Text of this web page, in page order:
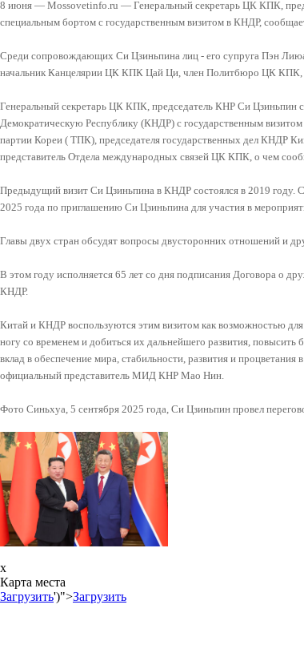
8 июня — Mossovetinfo.ru — Генеральный секретарь ЦК КПК,
специальным бортом с государственным визитом в КНДР,
Среди сопровождающих Си Цзиньпина лиц - его супруга Пэн
начальник Канцелярии ЦК КПК Цай Ци, член Политбюро ЦК КПК,
Генеральный секретарь ЦК КПК, председатель КНР Си Цзиньпин
Демократическую Республику (КНДР) с государственным
партии Кореи ( ТПК), председателя государственных дел КНДР
представитель Отдела международных связей ЦК КПК, о чем
Предыдущий визит Си Цзиньпина в КНДР состоялся в 2019
2025 года по приглашению Си Цзиньпина для участия в
Главы двух стран обсудят вопросы двусторонних отношений и
В этом году исполняется 65 лет со дня подписания Договора о
КНДР.
Китай и КНДР воспользуются этим визитом как возможностью
ногу со временем и добиться их дальнейшего развития,
вклад в обеспечение мира, стабильности, развития и
официальный представитель МИД КНР Мао Нин.
Фото Синьхуа, 5 сентября 2025 года, Си Цзиньпин провел
x
Карта места
Загрузить')">Загрузить